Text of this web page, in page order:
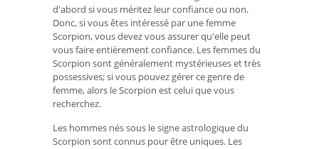
d'abord si vous méritez leur confiance ou non.
Donc, si vous êtes intéressé par une femme
Scorpion, vous devez vous assurer qu'elle peut
vous faire entièrement confiance. Les femmes du
Scorpion sont généralement mystérieuses et très
possessives; si vous pouvez gérer ce genre de
femme, alors le Scorpion est celui que vous
recherchez.
Les hommes nés sous le signe astrologique du
Scorpion sont connus pour être uniques. Les